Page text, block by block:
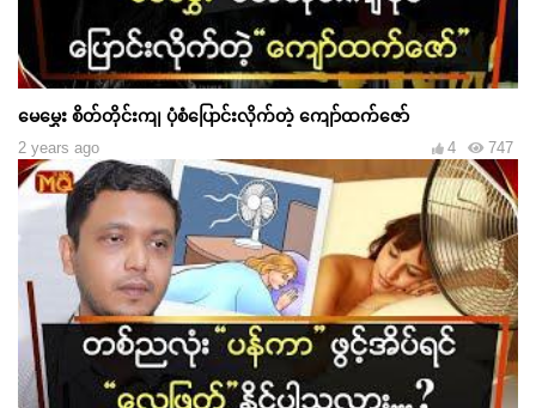
မေမွှေး စိတ်တိုင်းကျ ပုံစံပြောင်းလိုက်တဲ့ ကျော်ထက်ဇော်
2 years ago 747
4